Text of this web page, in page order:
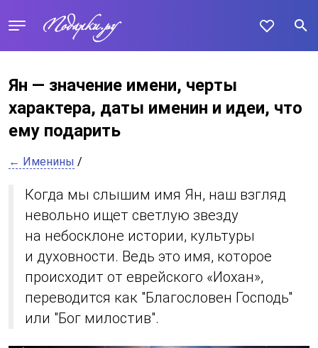
Ян — значение имени, черты
характера, даты именин и идеи, что
ему подарить
← Именины /
Когда мы слышим имя Ян, наш взгляд
невольно ищет светлую звезду
на небосклоне истории, культуры
и духовности. Ведь это имя, которое
происходит от еврейского «Иохан»,
переводится как "Благословен Господь"
или "Бог милостив".